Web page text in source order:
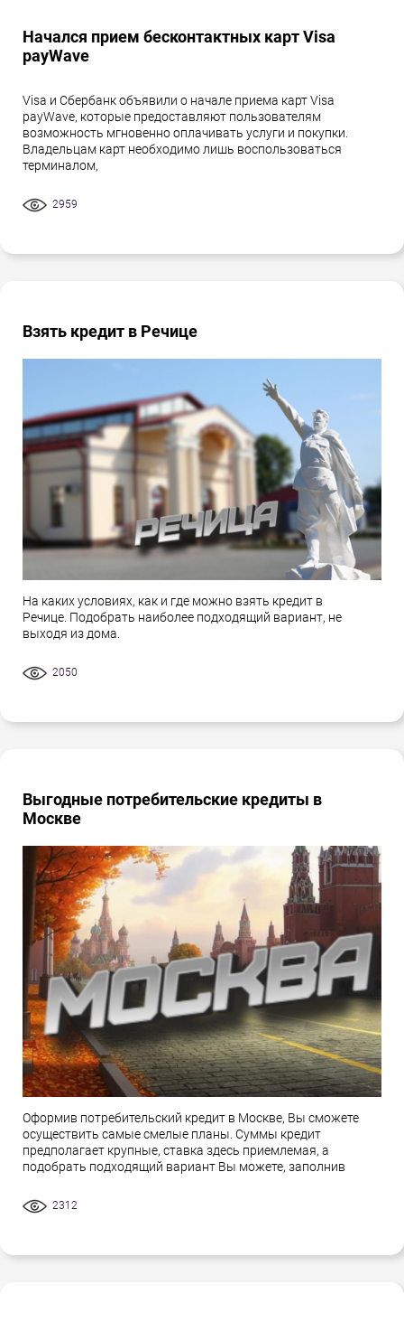
Начался прием бесконтактных карт Visa
payWave
Visa и Сбербанк объявили о начале приема карт Visa
payWave, которые предоставляют пользователям
возможность мгновенно оплачивать услуги и покупки.
Владельцам карт необходимо лишь воспользоваться
терминалом,
2959
Взять кредит в Речице
На каких условиях, как и где можно взять кредит в
Речице. Подобрать наиболее подходящий вариант, не
выходя из дома.
2050
Выгодные потребительские кредиты в
Москве
Оформив потребительский кредит в Москве, Вы сможете
осуществить самые смелые планы. Суммы кредит
предполагает крупные, ставка здесь приемлемая, а
подобрать подходящий вариант Вы можете, заполнив
2312